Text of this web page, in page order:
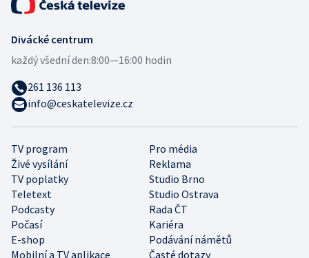
TV program
Pro média
Živé vysílání
Reklama
TV poplatky
Studio Brno
Teletext
Studio Ostrava
Podcasty
Rada ČT
Počasí
Kariéra
E-shop
Podávání námětů
Mobilní a TV aplikace
Časté dotazy
Divácké centrum
každý všední den:8:00—16:00 hodin
261 136 113
info@ceskatelevize.cz